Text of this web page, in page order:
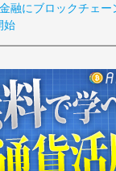
融にブロックチェー
始